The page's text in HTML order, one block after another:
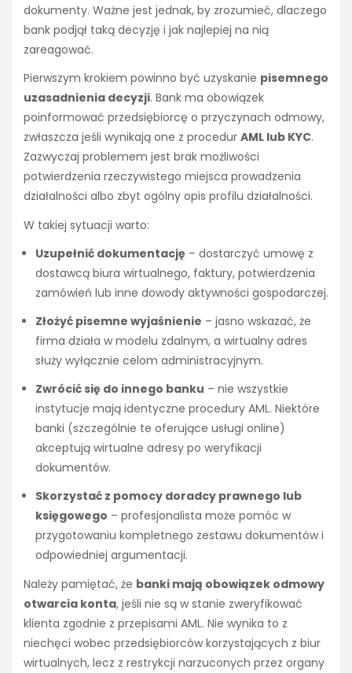
dokumenty. Ważne jest jednak, by zrozumieć, dlaczego
bank podjął taką decyzję i jak najlepiej na nią
zareagować.
Pierwszym krokiem powinno być uzyskanie pisemnego
uzasadnienia decyzji. Bank ma obowiązek
poinformować przedsiębiorcę o przyczynach odmowy,
zwłaszcza jeśli wynikają one z procedur AML lub KYC.
Zazwyczaj problemem jest brak możliwości
potwierdzenia rzeczywistego miejsca prowadzenia
działalności albo zbyt ogólny opis profilu działalności.
W takiej sytuacji warto:
Uzupełnić dokumentację – dostarczyć umowę z
dostawcą biura wirtualnego, faktury, potwierdzenia
zamówień lub inne dowody aktywności gospodarczej.
Złożyć pisemne wyjaśnienie – jasno wskazać, że
firma działa w modelu zdalnym, a wirtualny adres
służy wyłącznie celom administracyjnym.
Zwrócić się do innego banku – nie wszystkie
instytucje mają identyczne procedury AML. Niektóre
banki (szczególnie te oferujące usługi online)
akceptują wirtualne adresy po weryfikacji
dokumentów.
Skorzystać z pomocy doradcy prawnego lub
księgowego – profesjonalista może pomóc w
przygotowaniu kompletnego zestawu dokumentów i
odpowiedniej argumentacji.
Należy pamiętać, że banki mają obowiązek odmowy
otwarcia konta, jeśli nie są w stanie zweryfikować
klienta zgodnie z przepisami AML. Nie wynika to z
niechęci wobec przedsiębiorców korzystających z biur
wirtualnych, lecz z restrykcji narzuconych przez organy